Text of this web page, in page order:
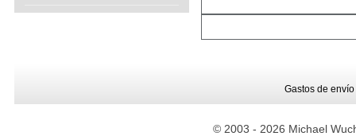
Gastos de envío
© 2003 - 2026 Michael